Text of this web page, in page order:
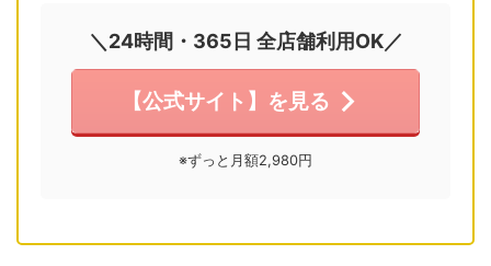
＼24時間・365日 全店舗利用OK／
【公式サイト】を見る
※ずっと月額2,980円